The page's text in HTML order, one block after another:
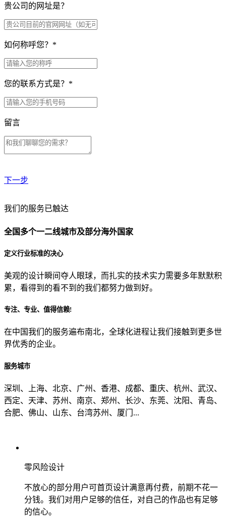
贵公司的网址是？
如何称呼您？ *
您的联系方式是？ *
留言
下一步
贵公司预算范围是？
贵公司的团队规模是？
目前主要的营销渠道是？
我们的服务已触达
全国多个一二线城市及部分海外国家
定义行业标准的决心
美观的设计瞬间夺人眼球，而扎实的技术实力需要多年默默积
累，看得到的看不到的我们都努力做到好。
专注、专业、值得信赖!
在中国我们的服务遍布南北，全球化进程让我们接触到更多世
界优秀的企业。
服务城市
深圳、上海、北京、广州、香港、成都、重庆、杭州、武汉、
西定、天津、苏州、南京、郑州、长沙、东莞、沈阳、青岛、
合肥、佛山、山东、台湾苏州、厦门...
零风险设计
不放心的部分用户可首页设计满意再付费，前期不花一
分钱。我们对用户足够的信任，对自己的作品也有足够
的信心。